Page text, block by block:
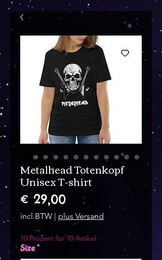
Metalhead Totenkopf
Unisex T-shirt
€ 29,00Prijs
incl.BTW | plus Versand
10 Prozent für 10 Artikel
Size*